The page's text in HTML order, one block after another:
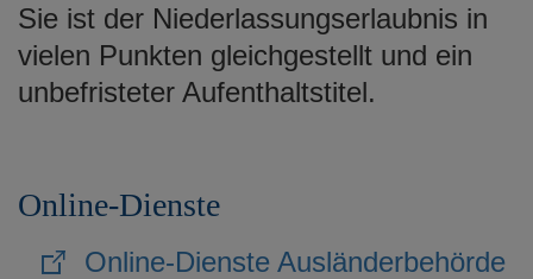
Sie ist der Niederlassungserlaubnis in
vielen Punkten gleichgestellt und ein
unbefristeter Aufenthaltstitel.
Online-Dienste
Online-Dienste Ausländerbehörde